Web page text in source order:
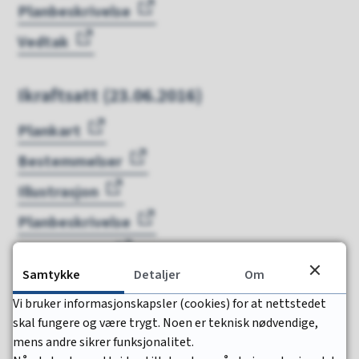
Planbeskrivelse
Vedtak
Ikraftsatt (23.06.2016)
Plankart
Bestemmelser
Illustrasjon
Planbeskrivelse
Vedtak
Besluttet offentlig ettersyn
Samtykke Detaljer
Om
Vi bruker informasjonskapsler (cookies) for at nettstedet
skal fungere og være trygt. Noen er teknisk nødvendige,
mens andre sikrer funksjonalitet.